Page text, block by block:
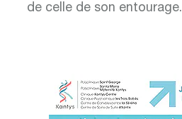
de celle de son entourage.